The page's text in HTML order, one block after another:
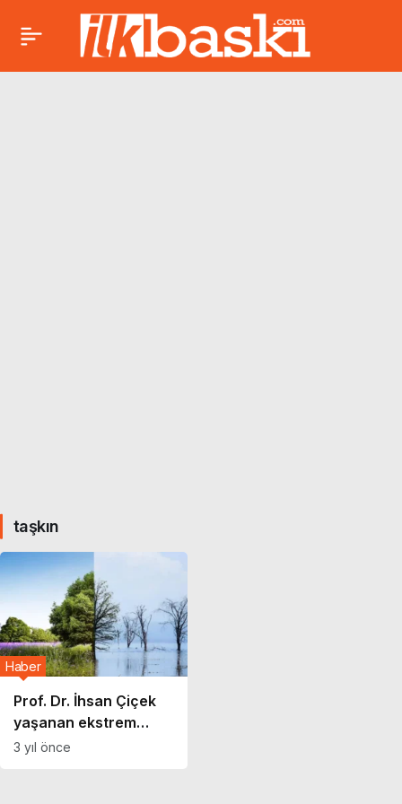
taşkın
Prof. Dr. İhsan Çiçek
yaşanan ekstrem
meteorolojik
Haber
3 yıl önce